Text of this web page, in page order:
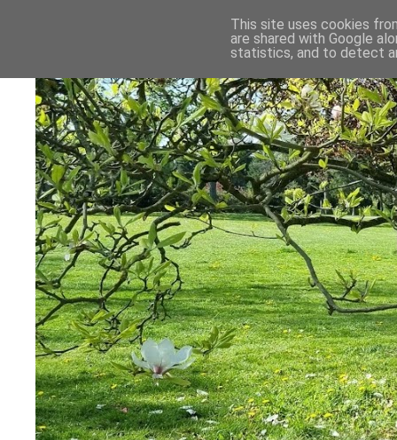
This site uses cookies
are shared with Google
statistics, and to detect